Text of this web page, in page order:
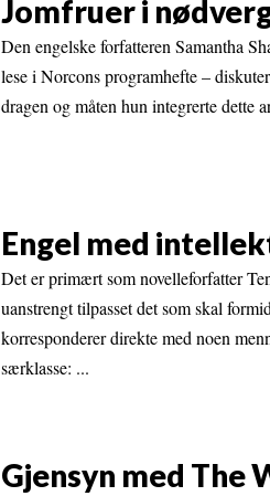
Jomfruer i
Den engelske forfatteren Samantha
lese i Norcons programhefte –
dragen og måten hun integrerte dette
Engel med
Det er primært som novelleforfatter
uanstrengt tilpasset det som skal
korresponderer direkte med noen
særklasse: ...
Gjensyn med The